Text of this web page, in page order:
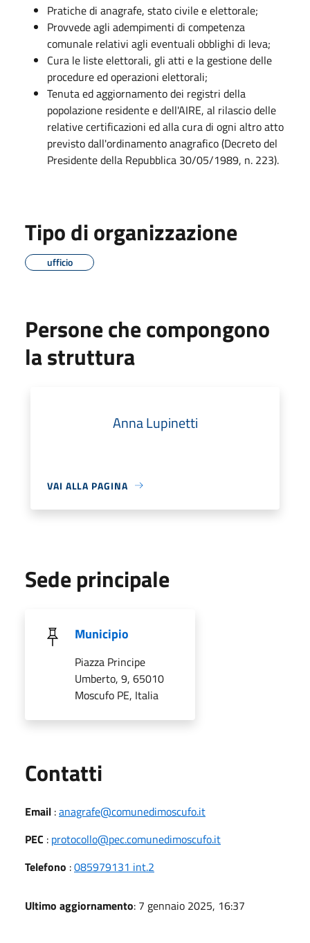
Pratiche di anagrafe, stato civile e elettorale;
Provvede agli adempimenti di competenza
comunale relativi agli eventuali obblighi di leva;
Cura le liste elettorali, gli atti e la gestione delle
procedure ed operazioni elettorali;
Tenuta ed aggiornamento dei registri della
popolazione residente e dell'AIRE, al rilascio delle
relative certificazioni ed alla cura di ogni altro atto
previsto dall'ordinamento anagrafico (Decreto del
Presidente della Repubblica 30/05/1989, n. 223).
Tipo di organizzazione
ufficio
Persone che compongono
la struttura
Anna Lupinetti
VAI ALLA PAGINA
Sede principale
Municipio
Piazza Principe
Umberto, 9, 65010
Moscufo PE, Italia
Contatti
Email :anagrafe@comunedimoscufo.it
PEC : protocollo@pec.comunedimoscufo.it
Telefono :085979131 int.2
Ultimo aggiornamento: 7 gennaio 2025, 16:37